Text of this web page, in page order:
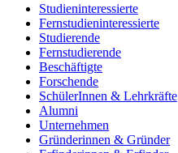
Studieninteressierte
Fernstudieninteressierte
Studierende
Fernstudierende
Beschäftigte
Forschende
SchülerInnen & Lehrkräfte
Alumni
Unternehmen
Gründerinnen & Gründer